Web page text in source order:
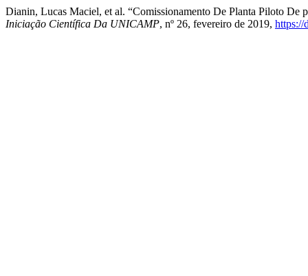
Dianin, Lucas Maciel, et al. “Comissionamento De Planta Piloto
Iniciação Científica Da UNICAMP, nº 26, fevereiro de 2019, https://